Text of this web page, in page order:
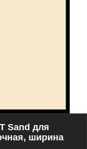
Sand для
ширина